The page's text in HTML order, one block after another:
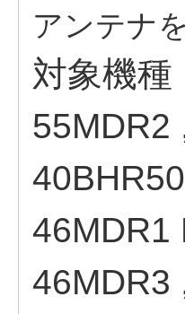
アンテナ
対象機種
55MDR2
46MDR1
46MDR3